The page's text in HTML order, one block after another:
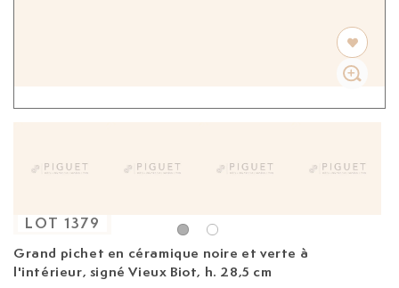
Grand pichet en céramique noire et verte à
l'intérieur, signé Vieux Biot, h. 28,5 cm
LOT 1379